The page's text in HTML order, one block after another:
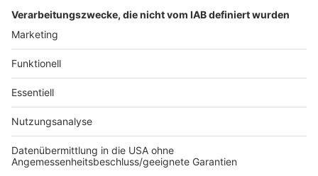
Siewert&Kau
Anzeige
Anzeige